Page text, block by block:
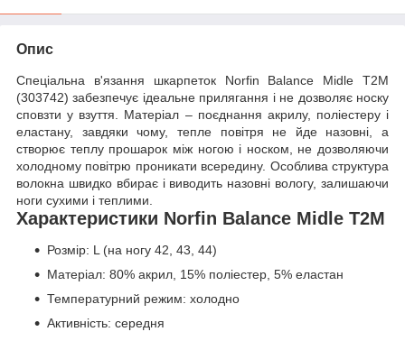
Опис
Спеціальна в'язання шкарпеток Norfin Balance Midle T2M
(303742) забезпечує ідеальне прилягання і не дозволяє носку
сповзти у взуття. Матеріал – поєднання акрилу, поліестеру і
еластану, завдяки чому, тепле повітря не йде назовні, а
створює теплу прошарок між ногою і носком, не дозволяючи
холодному повітрю проникати всередину. Особлива структура
волокна швидко вбирає і виводить назовні вологу, залишаючи
ноги сухими і теплими.
Характеристики Norfin Balance Midle T2M
Розмір: L (на ногу 42, 43, 44)
Матеріал: 80% акрил, 15% поліестер, 5% еластан
Температурний режим: холодно
Активність: середня